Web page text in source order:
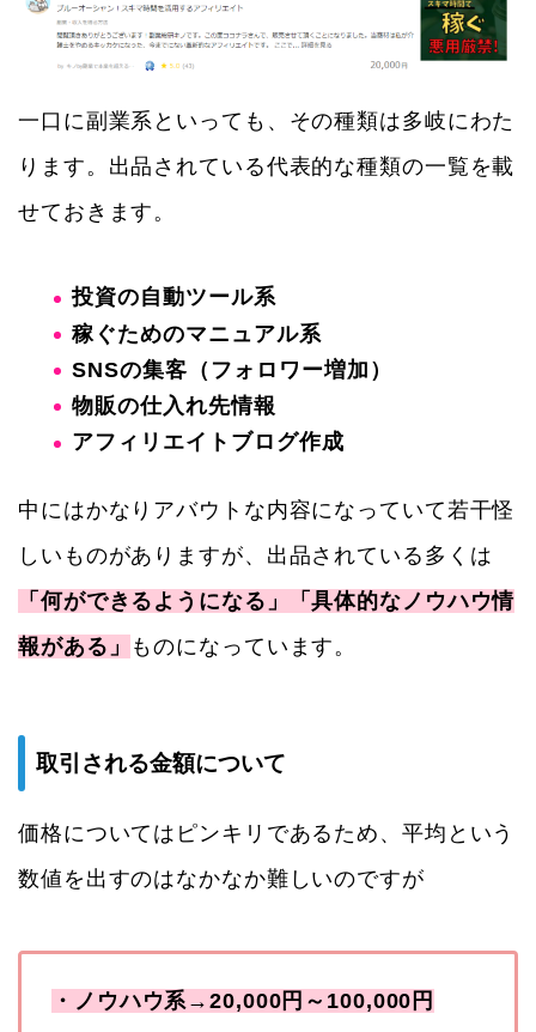
一口に副業系といっても、その種類は多岐にわた
ります。出品されている代表的な種類の一覧を載
せておきます。
投資の自動ツール系
稼ぐためのマニュアル系
SNSの集客（フォロワー増加）
物販の仕入れ先情報
アフィリエイトブログ作成
中にはかなりアバウトな内容になっていて若干怪
しいものがありますが、出品されている多くは
「何ができるようになる」「具体的なノウハウ情
報がある」
ものになっています。
取引される金額について
価格についてはピンキリであるため、平均という
数値を出すのはなかなか難しいのですが
・ノウハウ系→20,000円～100,000円